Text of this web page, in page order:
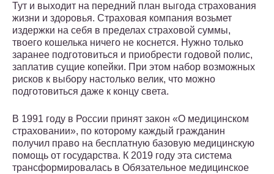
Тут и выходит на передний план выгода страхования
жизни и здоровья. Страховая компания возьмет
издержки на себя в пределах страховой суммы,
твоего кошелька ничего не коснется. Нужно только
заранее подготовиться и приобрести годовой полис,
заплатив сущие копейки. При этом набор возможных
рисков к выбору настолько велик, что можно
подготовиться даже к концу света.
В 1991 году в России принят закон «О медицинском
страховании», по которому каждый гражданин
получил право на бесплатную базовую медицинскую
помощь от государства. К 2019 году эта система
трансформировалась в Обязательное медицинское